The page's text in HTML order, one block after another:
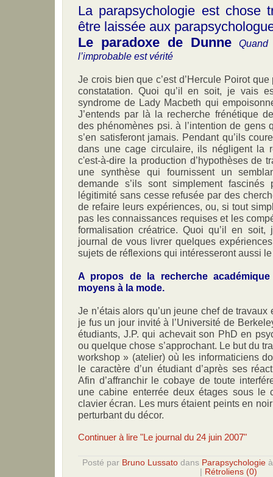
La parapsychologie est chose
être laissée aux
Le paradoxe de DunneQuand
l’improbable est vérité
Je crois bien que c’est d’Hercule Poirot
constatation. Quoi qu’il en soit, je vais
syndrome de Lady Macbeth qui
J’entends par là la recherche frénétique
des phénomènes psi. à l’intention de gens
s’en satisferont jamais. Pendant qu’ils
dans une cage circulaire, ils négligent la
c'est-à-dire la production d’hypothèses de
une synthèse qui fournissent un
demande s’ils sont simplement fascinés
légitimité sans cesse refusée par des
de refaire leurs expériences, ou, si tout
pas les connaissances requises et les
formalisation créatrice. Quoi qu’il en
journal de vous livrer quelques
sujets de réflexions qui intéresseront aussi
A propos de la recherche
moyens à la mode.
Je n’étais alors qu’un jeune chef de
je fus un jour invité à l’Université de
étudiants, J.P. qui achevait son PhD en
ou quelque chose s’approchant. Le but du
workshop » (atelier) où les informaticiens
le caractère d’un étudiant d’après ses
Afin d’affranchir le cobaye de toute
une cabine enterrée deux étages sous le
clavier écran. Les murs étaient peints en
perturbant du décor.
Continuer à lire "Le journal du 24 juin 2007"
Posté par Bruno Lussatodans Parapsychologie
Rétroliens (0)